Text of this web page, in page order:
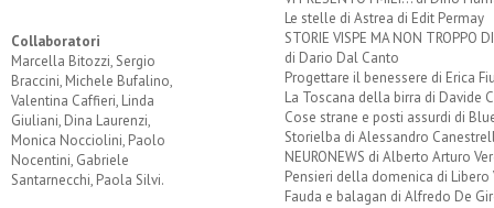
Collaboratori
Marcella Bitozzi, Sergio
Braccini, Michele Bufalino,
Valentina Caffieri, Linda
Giuliani, Dina Laurenzi,
Monica Nocciolini, Paolo
Nocentini, Gabriele
Santarnecchi, Paola Silvi.
Le stelle di Astrea di Edit Permay
STORIE VISPE MA NON TROPPO
di Dario Dal Canto
Progettare il benessere di Erica
La Toscana della birra di Davide
Cose strane e posti assurdi di
Storielba di Alessandro
NEURONEWS di Alberto Arturo
Pensieri della domenica di Libero
Fauda e balagan di Alfredo De